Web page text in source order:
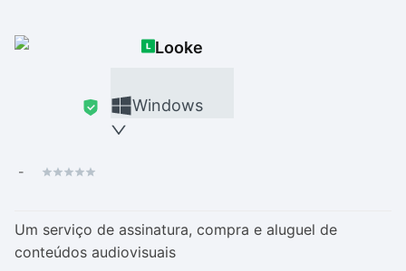
Looke
Windows
-
Um serviço de assinatura, compra e aluguel de
conteúdos audiovisuais